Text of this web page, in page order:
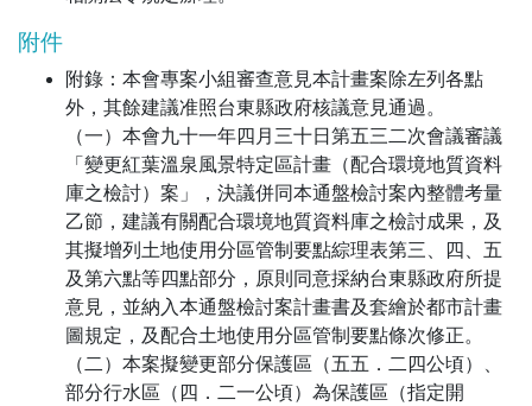
附件
附錄：本會專案小組審查意見本計畫案除左列各點
外，其餘建議准照台東縣政府核議意見通過。
（一）本會九十一年四月三十日第五三二次會議審議
「變更紅葉溫泉風景特定區計畫（配合環境地質資料
庫之檢討）案」，決議併同本通盤檢討案內整體考量
乙節，建議有關配合環境地質資料庫之檢討成果，及
其擬增列土地使用分區管制要點綜理表第三、四、五
及第六點等四點部分，原則同意採納台東縣政府所提
意見，並納入本通盤檢討案計畫書及套繪於都市計畫
圖規定，及配合土地使用分區管制要點條次修正。
（二）本案擬變更部分保護區（五五．二四公頃）、
部分行水區（四．二一公頃）為保護區（指定開